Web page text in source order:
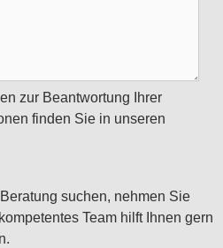
zur Beantwortung Ihrer
finden Sie in unseren
suchen, nehmen Sie
Team hilft Ihnen gern